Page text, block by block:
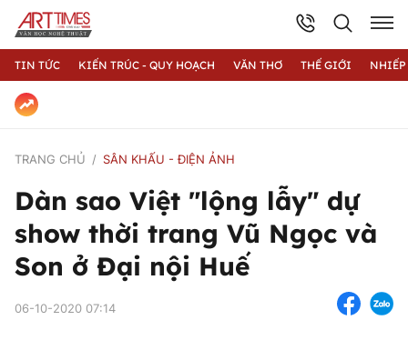
TIN TỨC KIẾN TRÚC - QUY HOẠCH VĂN THƠ THẾ GIỚI
TRANG CHỦ SÂN KHẤU - ĐIỆN ẢNH
Dàn sao Việt "lộng lẫy" dự
show thời trang Vũ Ngọc và
Son ở Đại nội Huế
06-10-2020 07:14